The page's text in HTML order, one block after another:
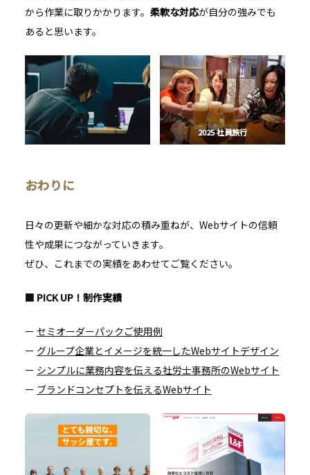
から作業に取りかかります。 柔軟な対応が自分の強みでも
あると思います。
2025 社員旅行
おわりに
日々の更新や細かな対応の積み重ねが、Webサイトの信頼
性や成果につながっていきます。
ぜひ、これまでの実績をあわせてご覧ください。
■ PICK UP！制作実績
ー セミオーダーパックご使用例
ー グループ企業とイメージを統一したWebサイトデザイン
ー シンプルに業務内容を伝える社労士事務所のWebサイト
ー ブランドコンセプトを伝えるWebサイト